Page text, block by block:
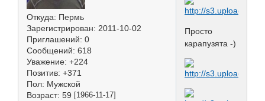
Откуда: Пермь
Зарегистрирован: 2011-10-02
Приглашений: 0
Сообщений: 618
Уважение: +224
Позитив: +371
Пол: Мужской
Возраст: 59 [1966-11-17]
Просто
карапузята -)